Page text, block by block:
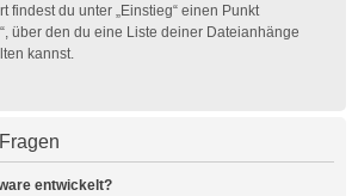
findest du unter „Einstieg“ einen Punkt
über den du eine Liste deiner Dateianhänge
kannst.
entwickelt?